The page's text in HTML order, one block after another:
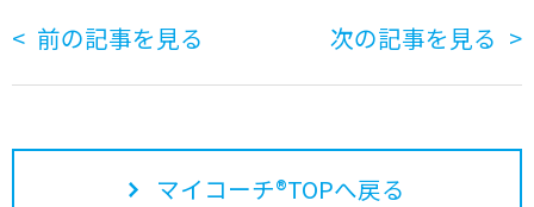
前の記事を見る 次の記事を見る
マイコーチ®TOPへ戻る